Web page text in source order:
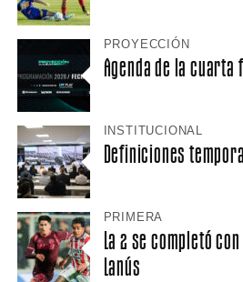
PROYECCIÓN
Agenda de la cuarta
INSTITUCIONAL
Definiciones
PRIMERA
La 2 se completó
Lanús